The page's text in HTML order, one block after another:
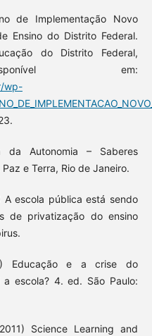
de Implementação Novo
Ensino do Distrito Federal.
do Distrito Federal,
em:
wp-
da Autonomia – Saberes
e Terra, Rio de Janeiro.
A escola pública está sendo
de privatização do ensino
Educação e a crise do
escola? 4. ed. São Paulo:
Science Learning and